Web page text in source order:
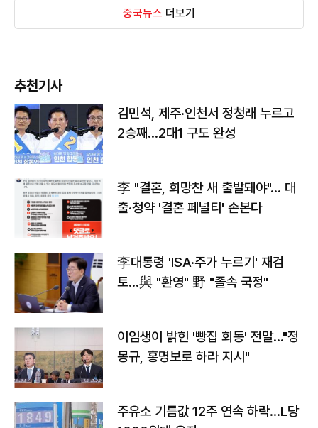
중국뉴스 더보기
추천기사
김민석, 제주·인천서 정청래 누르고
2승째…2대1 구도 완성
李 "결혼, 희망찬 새 출발돼야"… 대
출·청약 '결혼 페널티' 손본다
李대통령 'ISA·주가 누르기' 재검
토…與 "환영" 野 "졸속 국정"
이임생이 밝힌 '빵집 회동' 전말…"정
몽규, 홍명보로 하라 지시"
주유소 기름값 12주 연속 하락…L당